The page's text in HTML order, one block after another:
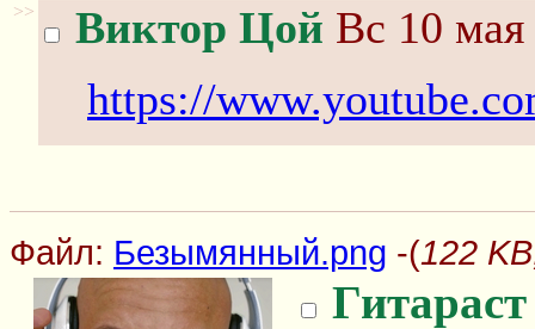
>> Виктор Цой Вс 10
https://
Файл: Безымянный.png -(122
Гитараст